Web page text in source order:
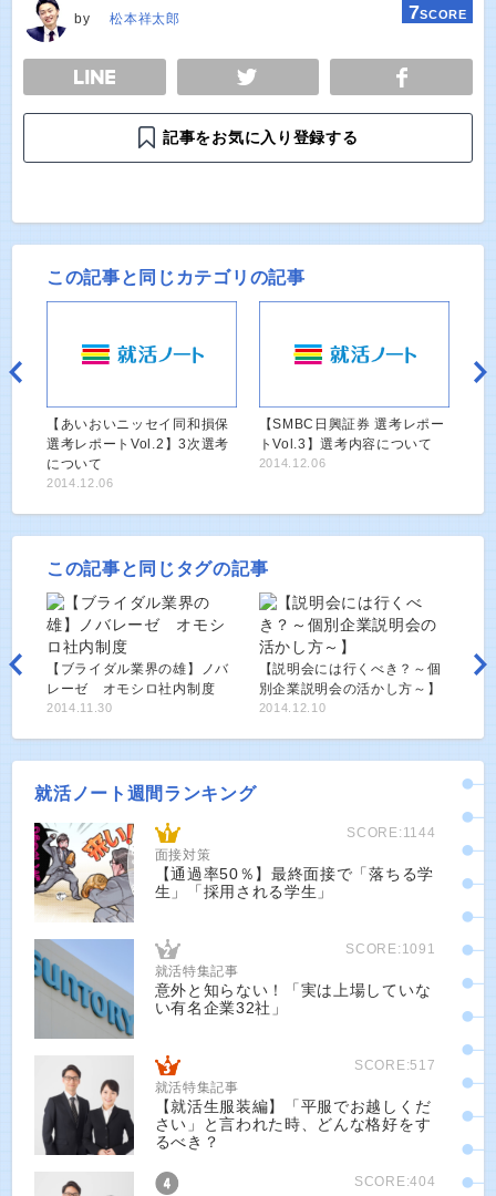
by 松本祥太郎 7SCORE
TWEET
記事をお気に入り登録する
この記事と同じカテゴリの記事
【あいおいニッセイ同和損保
選考レポートVol.2】3次選考
について
2014.12.06
【SMBC日興証券 選考レポー
トVol.3】選考内容について
2014.12.06
この記事と同じタグの記事
【ブライダル業界の雄】ノバ
レーゼ オモシロ社内制度
2014.11.30
【説明会には行くべき？～個
別企業説明会の活かし方～】
2014.12.10
就活ノート週間ランキング
SCORE:1144
面接対策
【通過率50％】最終面接で「落ちる学
生」「採用される学生」
SCORE:1091
就活特集記事
意外と知らない！「実は上場していな
い有名企業32社」
SCORE:517
就活特集記事
【就活生服装編】「平服でお越しくだ
さい」と言われた時、どんな格好をす
るべき？
SCORE:404